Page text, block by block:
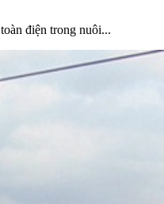
điện trong nuôi...